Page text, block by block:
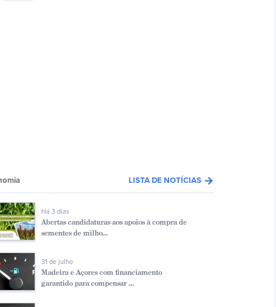
LISTA DE NOTÍCIAS arrow_forward
Há 3 dias
Abertas candidaturas aos apoios à compra de
sementes de milho...
31 de julho
Madeira e Açores com financiamento
garantido para compensar ...